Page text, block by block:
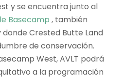
y se encuentra junto al
Basecamp , también
donde Crested Butte Land
de conservación.
West, AVLT podrá
a la programación